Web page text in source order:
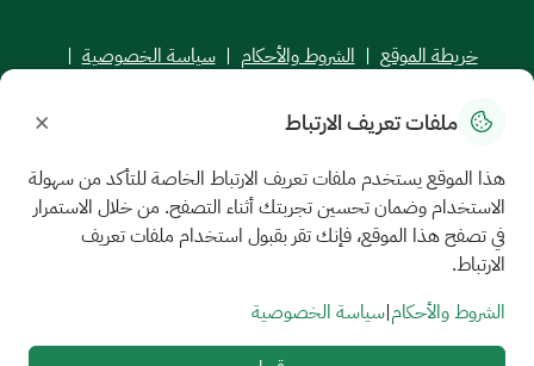
خريطة الموقع | الشروط والأحكام | سياسة الخصوصية |
جميع الحقوق محفوظة للجامعة السعودية الإلكترونية © 2026
ملفات تعريف الارتباط ×
هذا الموقع يستخدم ملفات تعريف الارتباط الخاصة للتأكد من سهولة
الاستخدام وضمان تحسين تجربتك أثناء التصفح. من خلال الاستمرار
في تصفح هذا الموقع، فإنك تقر بقبول استخدام ملفات تعريف
الارتباط.
الشروط والأحكام|سياسة الخصوصية